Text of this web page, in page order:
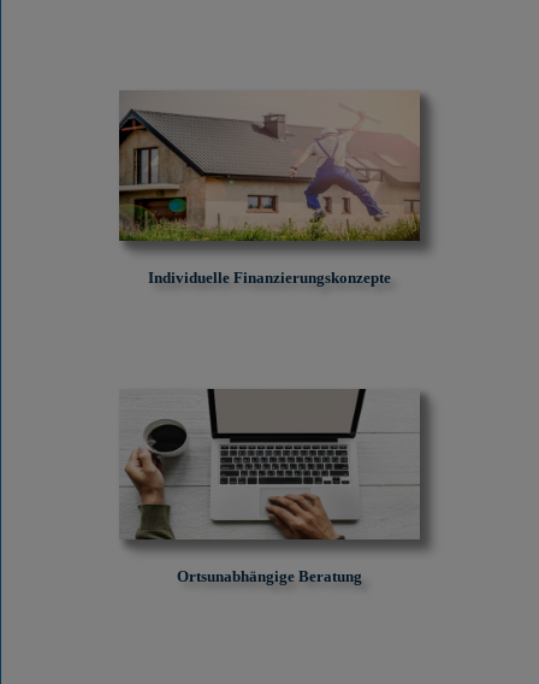
Individuelle Finanzierungskonzepte
Ortsunabhängige Beratung